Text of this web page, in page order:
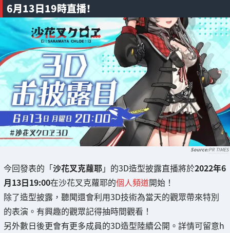
6月13日19時直播！
PR TIMES
今回發表的「沙花叉克蘿耶」的3D造型披露直播將於2022年6
月13日19:00在沙花叉克蘿耶的個人頻道開始！
除了造型披露，聽聞還會利用3D技術為當天的觀眾帶來特別
的表演。有興趣的觀眾記得抽時間觀看！
另外數日後更會有更多成員的3D造型陸續公開。詳情可留意h